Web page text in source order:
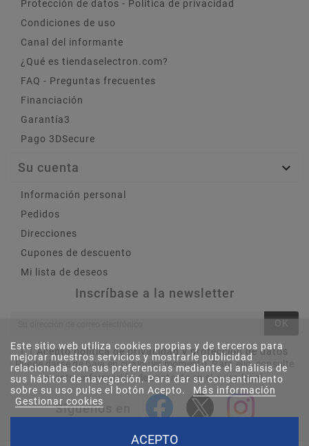
Protección de datos - Política de privacidad
Condiciones de uso
Canal del informante
¿Qué es tiendaselectron.com?
FAQ - Preguntas frecuentes
Financiación
Garantía3
Pago 3DSecure
Su cuenta 
Información personal
Pedidos
Direcciones
Cupones de descuento
Mi lista de deseos
Inscríbase a la newsletter
OK
Acepto política de privacidad y protección de datos
Puede darse de baja en cualquier momento. Para ello, consulte
nuestra información de contacto en el aviso legal.
Síguenos en
Este sitio web utiliza cookies propias y de terceros para
mejorar nuestros servicios y mostrarle publicidad
relacionada con sus preferencias mediante el análisis de
sus hábitos de navegación. Para dar su consentimiento
sobre su uso pulse el botón Acepto.
Más información
Gestionar cookies
ACEPTO